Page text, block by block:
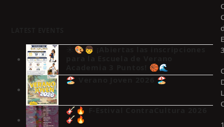
☀️🎨👦 ¡Abiertas las inscripciones
Academia 3 Puntos! 🏀🌊
🏖️ Verano Joven 2026 🏖️
🎸🔥 F-Estival ContraCultura 2026
🎸🔥